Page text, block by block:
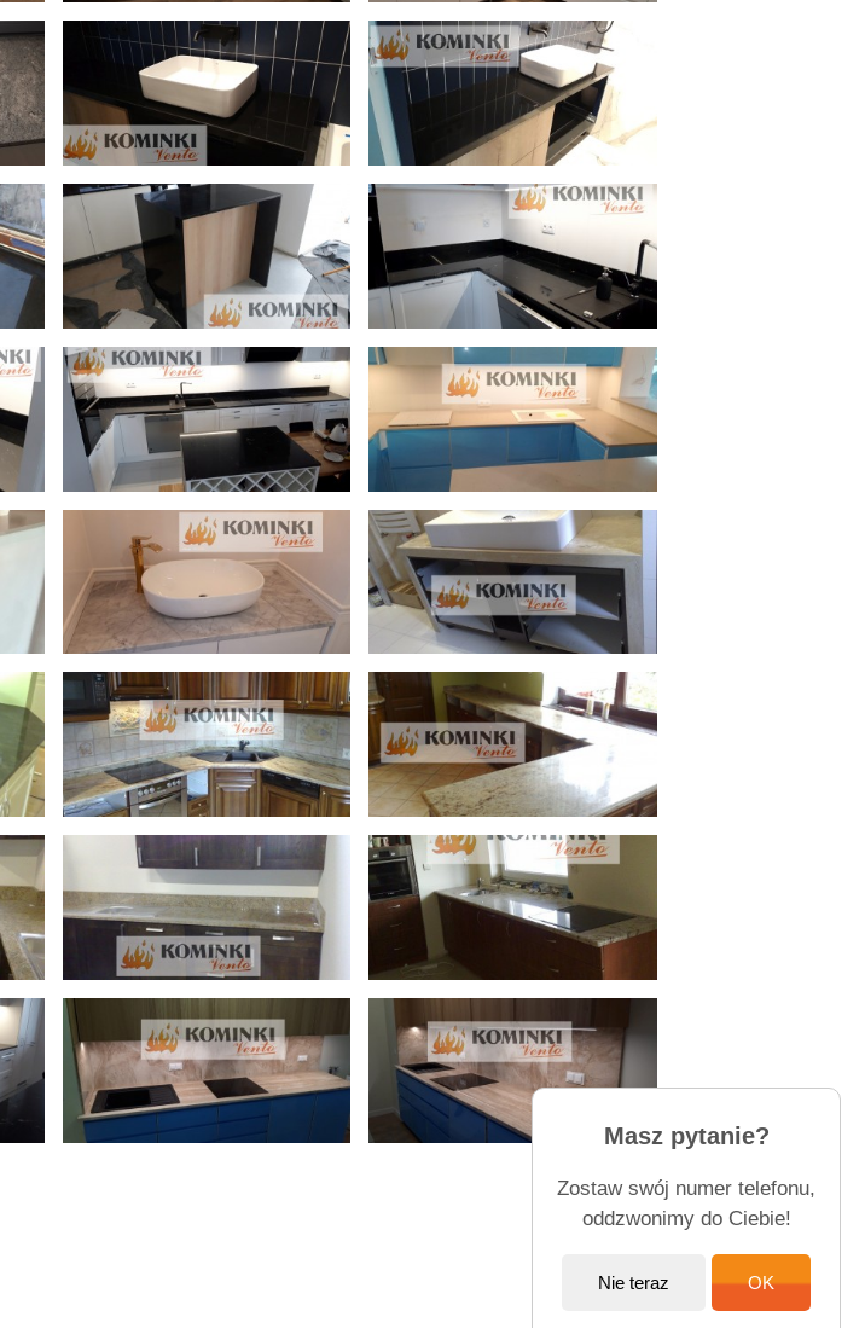
Masz pytanie?
Zostaw swój numer telefonu,
oddzwonimy do Ciebie!
Nie teraz OK